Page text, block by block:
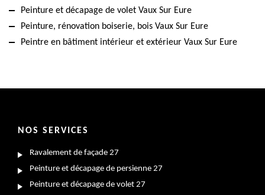
Peinture et décapage de volet Vaux Sur Eure
Peinture, rénovation boiserie, bois Vaux Sur Eure
Peintre en bâtiment intérieur et extérieur Vaux Sur Eure
NOS SERVICES
Ravalement de façade 27
Peinture et décapage de persienne 27
Peinture et décapage de volet 27